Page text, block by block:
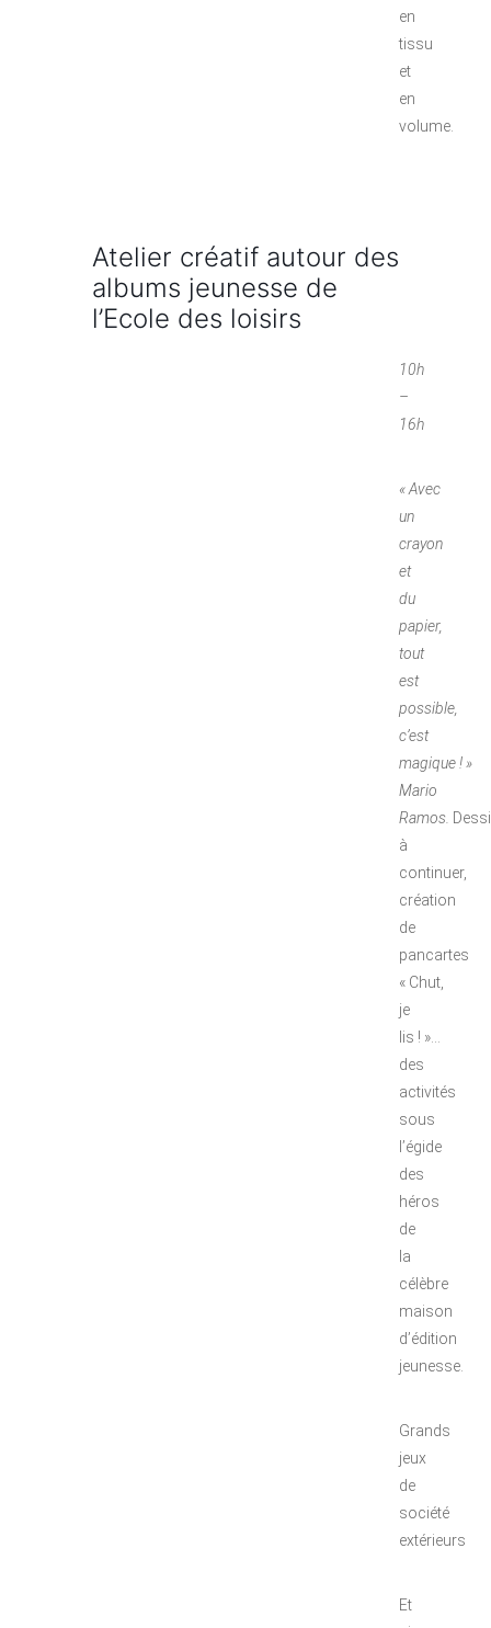
en
tissu
et
en
volume.
Atelier créatif autour des
albums jeunesse de
l’Ecole des loisirs
10h
–
16h
« Avec
un
crayon
et
du
papier,
tout
est
possible,
c’est
magique ! »
Mario
Ramos.
à
continuer,
création
de
pancartes
« Chut,
je
lis ! »…
des
activités
sous
l’égide
des
héros
de
la
célèbre
maison
d’édition
jeunesse.
Grands
jeux
de
société
extérieurs
Et